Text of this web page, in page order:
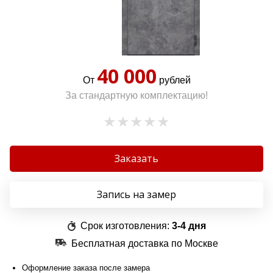
От 40 000 рублей
За стандартную комплектацию!
Заказать
Запись на замер
Срок изготовления: 3-4 дня
Бесплатная доставка по Москве
Оформление заказа после замера